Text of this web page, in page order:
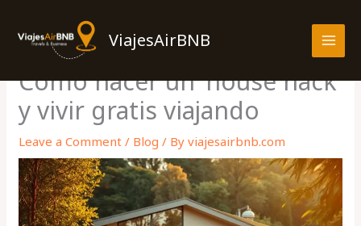
content
ViajesAirBNB
Cómo hacer un ‘house hack’
y vivir gratis viajando
Leave a Comment / Blog / Byviajesairbnb.com